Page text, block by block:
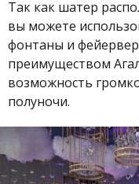
Так как шатер
вы можете
фонтаны и
преимуществом
возможность
полуночи.